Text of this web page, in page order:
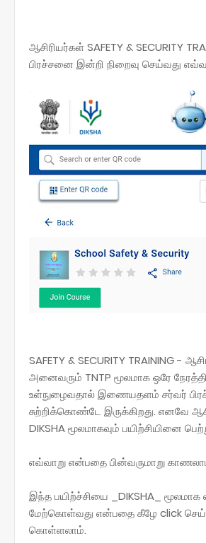
ஆசிரியர்கள் SAFETY & SECURITY
பிரச்சனை இன்றி நிறைவு செய்வது
SAFETY & SECURITY TRAINING -
அனைவரும் TNTP மூலமாக ஒரே
உள்நுழைவதால் இணையதளம் சர்வர்
சுற்றிக்கொண்டே இருக்கிறது. எனவே
DIKSHA மூலமாகவும் பயிற்சியினை
எவ்வாறு என்பதை பின்வருமாறு
இந்த பயிற்ச்சியை _DIKSHA_ மூலமாக
மேற்கொள்வது என்பதை கீழே click
கொள்ளலாம்.